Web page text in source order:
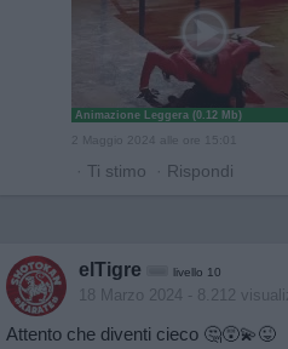
Animazione Leggera (0.12 Mb)
· Ti stimo · Rispondi
elTigre livello 10
18 Marzo 2024 - 8.212
Attento che diventi cieco 🤔😵‍💫😜